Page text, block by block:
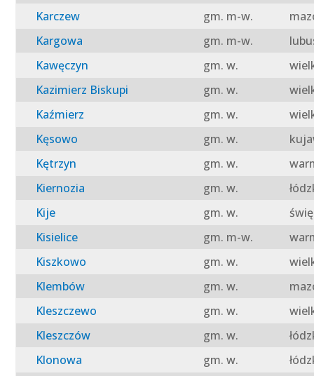
Karczew
gm. m-w.
Kargowa
gm. m-w.
Kawęczyn
gm. w.
Kazimierz Biskupi
gm. w.
Kaźmierz
gm. w.
Kęsowo
gm. w.
Kętrzyn
gm. w.
Kiernozia
gm. w.
Kije
gm. w.
Kisielice
gm. m-w.
Kiszkowo
gm. w.
Klembów
gm. w.
Kleszczewo
gm. w.
Kleszczów
gm. w.
Klonowa
gm. w.